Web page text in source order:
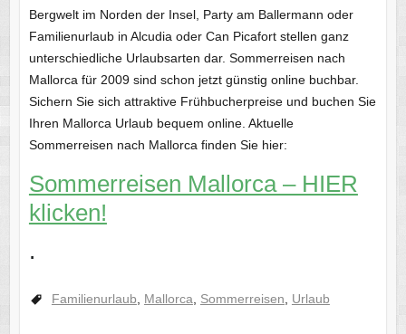
Bergwelt im Norden der Insel, Party am Ballermann oder
Familienurlaub in Alcudia oder Can Picafort stellen ganz
unterschiedliche Urlaubsarten dar. Sommerreisen nach
Mallorca für 2009 sind schon jetzt günstig online buchbar.
Sichern Sie sich attraktive Frühbucherpreise und buchen Sie
Ihren Mallorca Urlaub bequem online. Aktuelle
Sommerreisen nach Mallorca finden Sie hier:
Sommerreisen Mallorca – HIER
klicken!
.
Familienurlaub Mallorca Sommerreisen Urlaub